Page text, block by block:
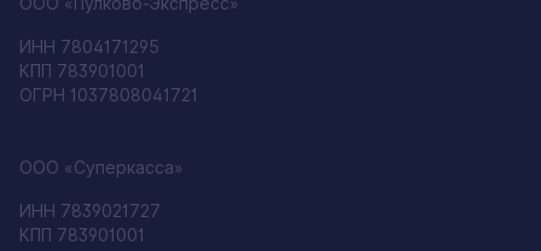
ИНН 7804171295
КПП 783901001
ОГРН 1037808041721
ООО «Суперкасса»
ИНН 7839021727
КПП 783901001